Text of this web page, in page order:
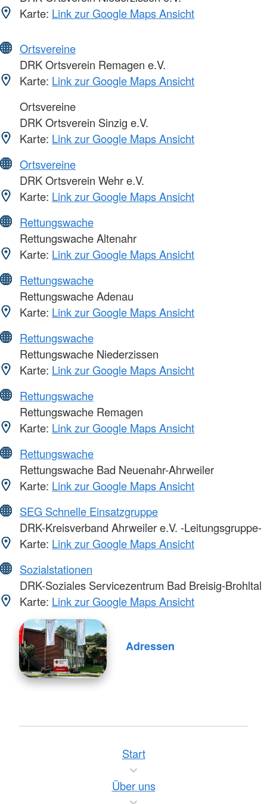
Karte: Link zur Google Maps Ansicht
Ortsvereine
DRK Ortsverein Remagen e.V.
Karte: Link zur Google Maps Ansicht
Ortsvereine
DRK Ortsverein Sinzig e.V.
Karte: Link zur Google Maps Ansicht
Ortsvereine
DRK Ortsverein Wehr e.V.
Karte: Link zur Google Maps Ansicht
Rettungswache
Rettungswache Altenahr
Karte: Link zur Google Maps Ansicht
Rettungswache
Rettungswache Adenau
Karte: Link zur Google Maps Ansicht
Rettungswache
Rettungswache Niederzissen
Karte: Link zur Google Maps Ansicht
Rettungswache
Rettungswache Remagen
Karte: Link zur Google Maps Ansicht
Rettungswache
Rettungswache Bad Neuenahr-Ahrweiler
Karte: Link zur Google Maps Ansicht
SEG Schnelle Einsatzgruppe
DRK-Kreisverband Ahrweiler e.V. -Leitungsgruppe-
Karte: Link zur Google Maps Ansicht
Sozialstationen
DRK-Soziales Servicezentrum Bad Breisig-Brohltal
Karte: Link zur Google Maps Ansicht
Adressen
Start
Über uns